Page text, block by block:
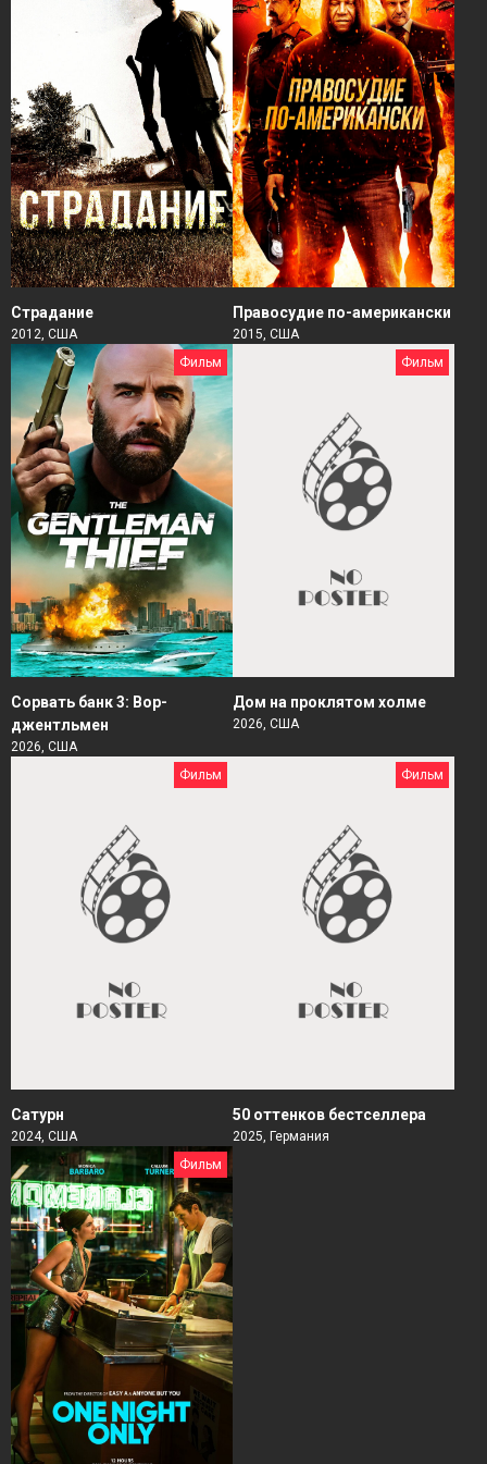
Страдание
2012, США
Правосудие по-американски
2015, США
Фильм
Сорвать банк 3: Вор-
джентльмен
2026, США
Фильм
Дом на проклятом холме
2026, США
Фильм
Сатурн
2024, США
Фильм
50 оттенков бестселлера
2025, Германия
Фильм